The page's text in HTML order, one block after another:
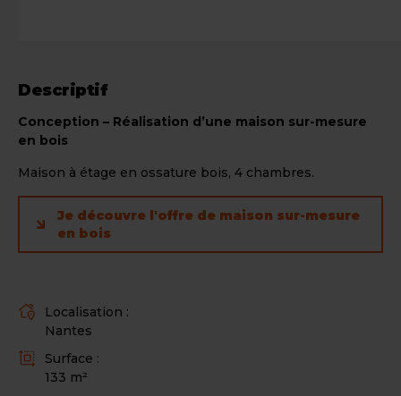
Descriptif
Conception – Réalisation d’une maison sur-mesure
en bois
Maison à étage en ossature bois, 4 chambres.
Je découvre l'offre de maison sur-mesure
en bois
Localisation :
L
e
u
Nantes
Surface :
S
133 m²